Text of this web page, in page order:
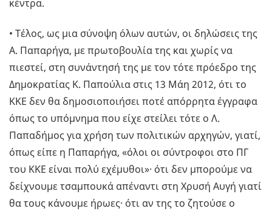
κέντρα.
• Τέλος, ως μια σύνοψη όλων αυτών, οι δηλώσεις της
Α. Παπαρήγα, με πρωτοβουλία της και χωρίς να
πιεστεί, στη συνάντησή της με τον τότε πρόεδρο της
Δημοκρατίας Κ. Παπούλια στις 13 Μάη 2012, ότι το
ΚΚΕ δεν θα δημοσιοποιήσει ποτέ απόρρητα έγγραφα
όπως το υπόμνημα που είχε στείλει τότε ο Λ.
Παπαδήμος για χρήση των πολιτικών αρχηγών, γιατί,
όπως είπε η Παπαρήγα, «όλοι οι σύντροφοι στο ΠΓ
του ΚΚΕ είναι πολύ εχέμυθοι»· ότι δεν μπορούμε να
δείχνουμε τσαμπουκά απέναντι στη Χρυσή Αυγή γιατί
θα τους κάνουμε ήρωες· ότι αν της το ζητούσε ο